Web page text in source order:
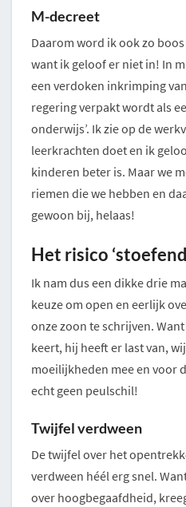
M-decreet
Daarom word ik ook zo
want ik geloof er niet in! In
een verdoken inkrimping
regering verpakt wordt als
onderwijs’. Ik zie op de
leerkrachten doet en ik
kinderen beter is. Maar we
riemen die we hebben en
gewoon bij, helaas!
Het risico
Ik nam dus een dikke drie
keuze om open en eerlijk
onze zoon te schrijven.
keert, hij heeft er last van,
moeilijkheden mee en voor
echt geen peulschil!
Twijfel verdween
De twijfel over het
verdween héél erg snel.
over hoogbegaafdheid,